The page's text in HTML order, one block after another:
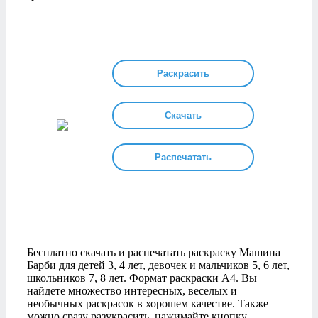
Раскрасить
Скачать
Распечатать
Бесплатно скачать и распечатать раскраску Машина
Барби для детей 3, 4 лет, девочек и мальчиков 5, 6 лет,
школьников 7, 8 лет. Формат раскраски А4. Вы
найдете множество интересных, веселых и
необычных раскрасок в хорошем качестве. Также